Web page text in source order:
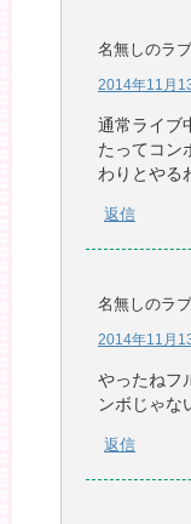
名無しのラ
2014年11月
通常ライブ
たってコン
わりとやる
返信
名無しのラ
2014年11月
やったねフ
ンボじゃな
返信